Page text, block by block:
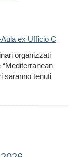
ex Ufficio C
organizzati
saranno tenuti